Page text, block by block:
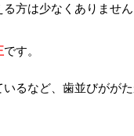
方は少なくありませ
です。
るなど、歯並びがが